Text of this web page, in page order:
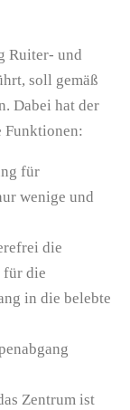
Ruiter- und
soll gemäß
Dabei hat der
Funktionen:
für
wenige und
die
für die
in die belebte
Zentrum ist